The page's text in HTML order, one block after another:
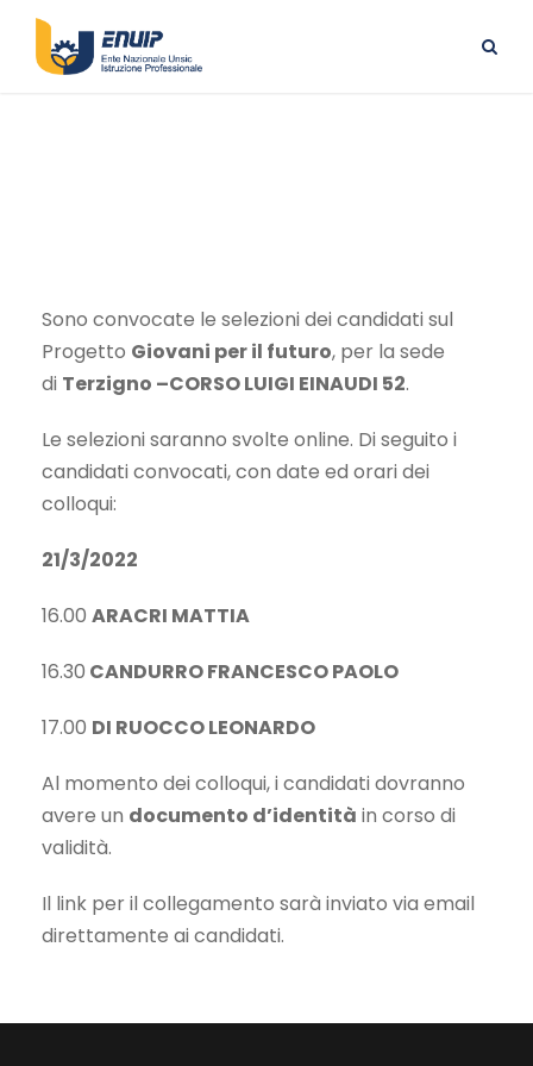
Sono convocate le selezioni dei candidati sul
Progetto Giovani per il futuro, per la sede
di Terzigno –CORSO LUIGI EINAUDI 52.
Le selezioni saranno svolte online. Di seguito i
candidati convocati, con date ed orari dei
colloqui:
21/3/2022
16.00 ARACRI MATTIA
16.30 CANDURRO FRANCESCO PAOLO
17.00 DI RUOCCO LEONARDO
Al momento dei colloqui, i candidati dovranno
avere un documento d’identità in corso di
validità.
Il link per il collegamento sarà inviato via email
direttamente ai candidati.